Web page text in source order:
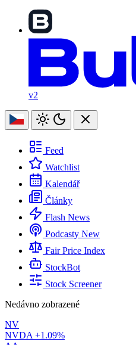
v2
Feed
Watchlist
Kalendář
Články
Flash News
Podcasty New
Fair Price Index
StockBot
Stock Screener
Nedávno zobrazené
NV
NVDA +1.09%